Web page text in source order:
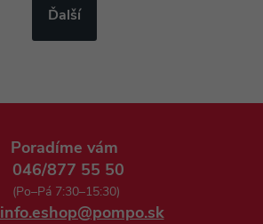
Ďalší
Poradíme vám
046/877 55 50
(Po–Pá 7:30–15:30)
info.eshop@pompo.sk